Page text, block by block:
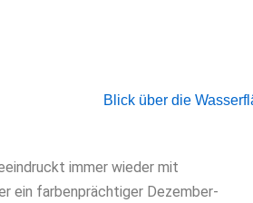
immer wieder mit
ein farbenprächtiger Dezember-